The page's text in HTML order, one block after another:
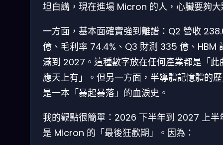
坦白講，現在進場 Micron 的人，心臟要夠
一方面，基本面確實強到離譜：Q2 營收
億、毛利率 74.4%、Q3 財測 335 億、HBM
滿到 2027。這種數字放在任何產業都是「此
應天上有」。但另一方面，半導體記憶體的
是一本「暴起暴落」的血淚史。
我的觀點很簡單：2026 下半年到 2027 上半
是 Micron 的「最後狂歡期」。因為：